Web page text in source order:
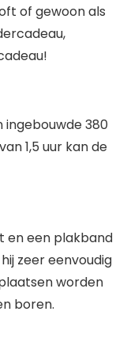
of gewoon als
ingebouwde 380
1,5 uur kan de
en een plakband
zeer eenvoudig
worden
boren.